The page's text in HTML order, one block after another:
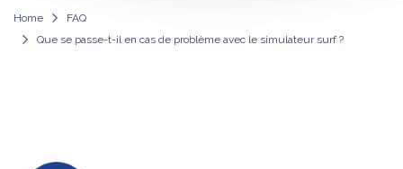
Home
FAQ
Que se passe-t-il en cas de problème avec le simulateur surf ?